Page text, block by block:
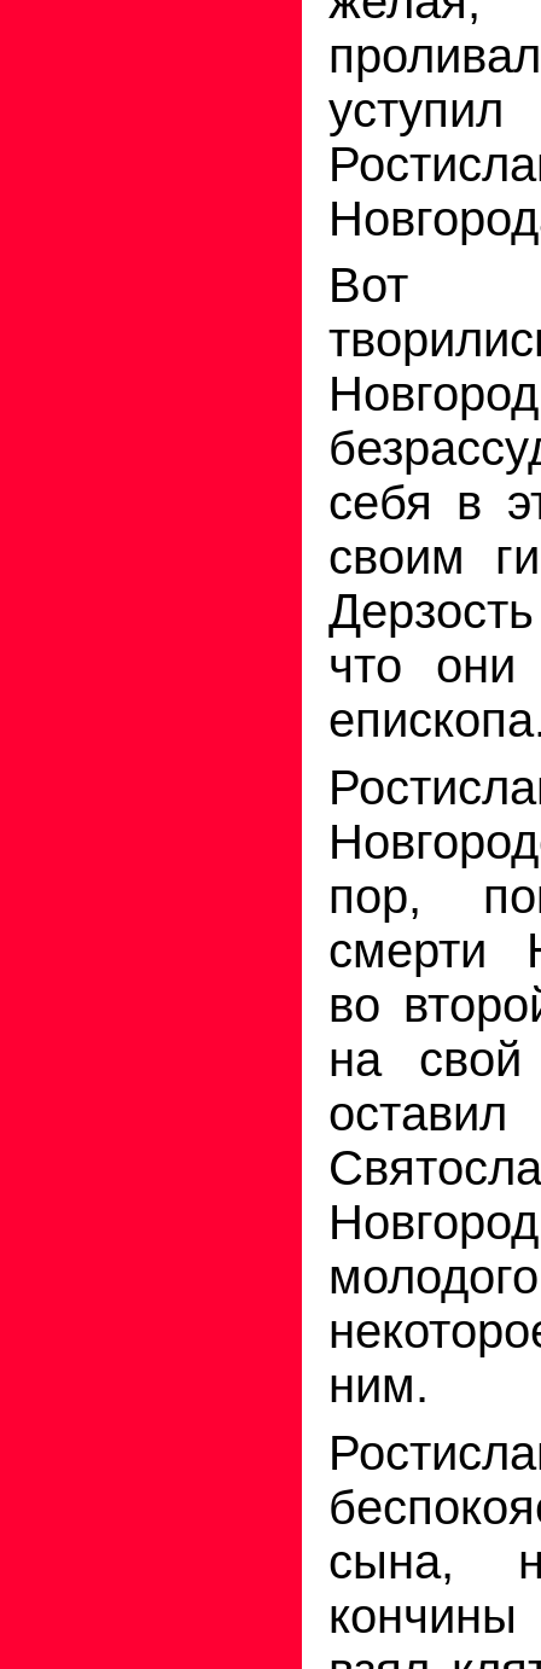
Вот
себя в
своим
что они
пор,
смерти
во
на свой
ним.
сына,